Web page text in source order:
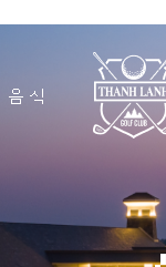
음식